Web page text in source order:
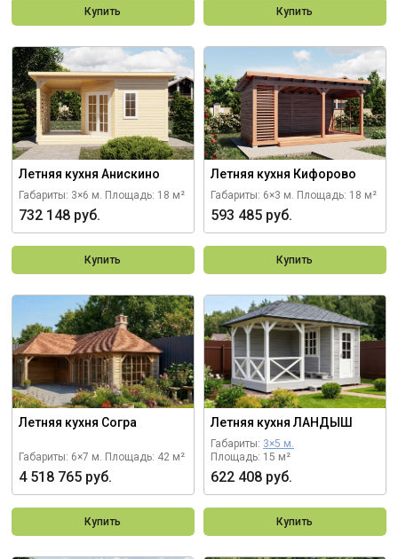
Купить Купить
Летняя кухня Анискино
Габариты: 3×6 м. Площадь: 18 м²
732 148 руб.
Купить
Летняя кухня Кифорово
Габариты: 6×3 м. Площадь: 18 м²
593 485 руб.
Купить
Летняя кухня Согра
Габариты: 6×7 м. Площадь: 42 м²
4 518 765 руб.
Купить
Летняя кухня ЛАНДЫШ
Габариты: 3×5 м.
Площадь: 15 м²
622 408 руб.
Купить